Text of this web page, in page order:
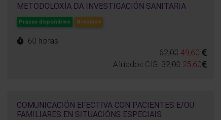
METODOLOXÍA DA INVESTIGACIÓN SANITARIA
Prazas dispoñibles Novidade
60 horas
62,00 49,60
Afiliados CIG: 32,00 25,60
COMUNICACIÓN EFECTIVA CON PACIENTES E/OU
FAMILIARES EN SITUACIÓNS ESPECIAIS